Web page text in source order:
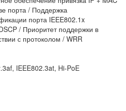
порта / Поддержка
порта IEEE802.1x
/ Приоритет поддержки в
с протоколом / WRR
IEEE802.3at, Hi-PoE